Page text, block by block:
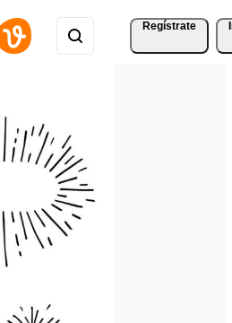
Regístrate